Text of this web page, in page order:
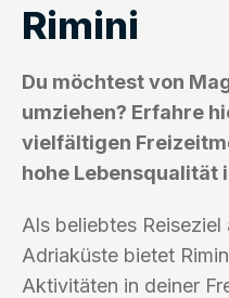
Rimini
Du möchtest von
umziehen? Erfahre
vielfältigen
hohe Lebensqualität
Als beliebtes Reiseziel
Adriaküste bietet
Aktivitäten in deiner